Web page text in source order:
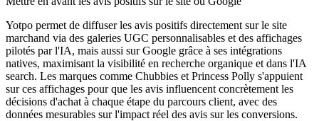
Yotpo permet de diffuser les avis positifs directement sur le site
marchand via des galeries UGC personnalisables et des affichages
pilotés par l'IA, mais aussi sur Google grâce à ses intégrations
natives, maximisant la visibilité en recherche organique et dans l'IA
search. Les marques comme Chubbies et Princess Polly s'appuient
sur ces affichages pour que les avis influencent concrètement les
décisions d'achat à chaque étape du parcours client, avec des
données mesurables sur l'impact réel des avis sur les conversions.